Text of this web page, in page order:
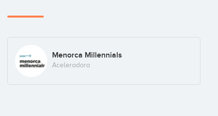
Menorca Millennials
Aceleradora